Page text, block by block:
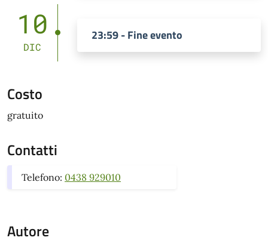
10
DIC
23:59 - Fine evento
Costo
gratuito
Contatti
Telefono: 0438 929010
Autore